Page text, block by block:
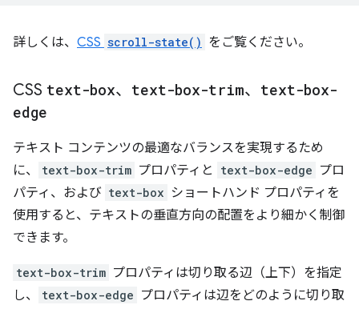
詳しくは、 CSS scroll-state() をご覧ください。
CSS text-box、 text-box-trim、 text-box-
edge
テキスト コンテンツの最適なバランスを実現するため
に、
text-box-trim プロパティと text-box-edge プロ
パティ、および text-box ショートハンド プロパティを
使用すると、テキストの垂直方向の配置をより細かく制御
できます。
text-box-trim プロパティは切り取る辺（上下）を指定
し、
text-box-edge プロパティは辺をどのように切り取